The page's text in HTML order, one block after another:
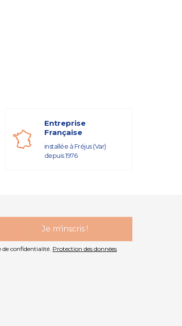
Entreprise
Française
installée à Fréjus (Var)
depuis 1976
confidentialité. Protection des données